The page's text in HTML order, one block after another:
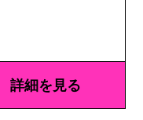
詳細を見る